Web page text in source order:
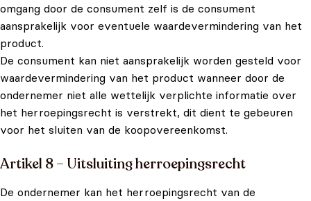
omgang door de consument zelf is de consument
aansprakelijk voor eventuele waardevermindering van het
product.
De consument kan niet aansprakelijk worden gesteld voor
waardevermindering van het product wanneer door de
ondernemer niet alle wettelijk verplichte informatie over
het herroepingsrecht is verstrekt, dit dient te gebeuren
voor het sluiten van de koopovereenkomst.
Artikel 8 – Uitsluiting herroepingsrecht
De ondernemer kan het herroepingsrecht van de